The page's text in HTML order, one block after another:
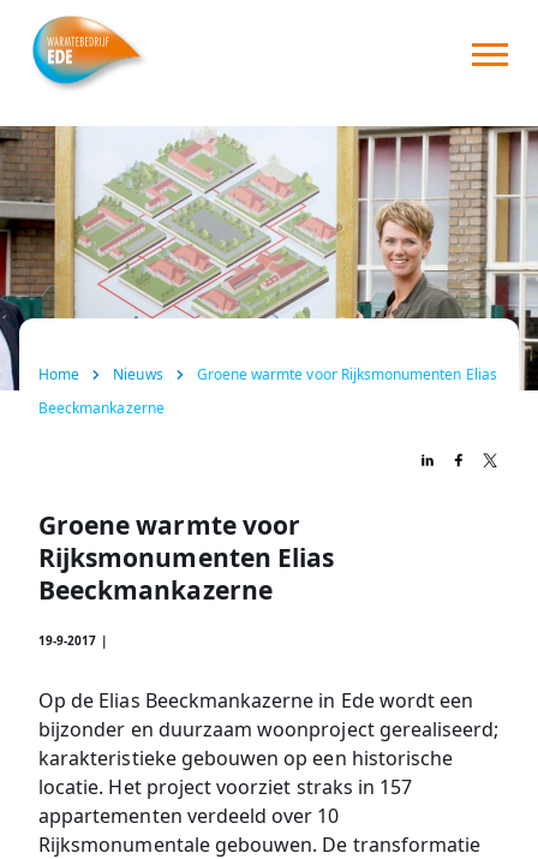
Home
Over ons
Consument
Zakelijk
Home Nieuws
Groene warmte voor Rijksmonumenten Elias
Beeckmankazerne
Groene warmte voor
Rijksmonumenten Elias
Beeckmankazerne
19-9-2017 |
Op de Elias Beeckmankazerne in Ede wordt een
bijzonder en duurzaam woonproject gerealiseerd;
karakteristieke gebouwen op een historische
locatie. Het project voorziet straks in 157
appartementen verdeeld over 10
Rijksmonumentale gebouwen. De transformatie